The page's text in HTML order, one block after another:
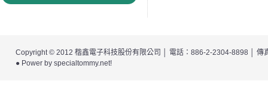
Copyright © 2012 楷鑫電子科技股份有限公司
│ 電話：886-2-2304-8898 │
● Power by specialtommy.net!